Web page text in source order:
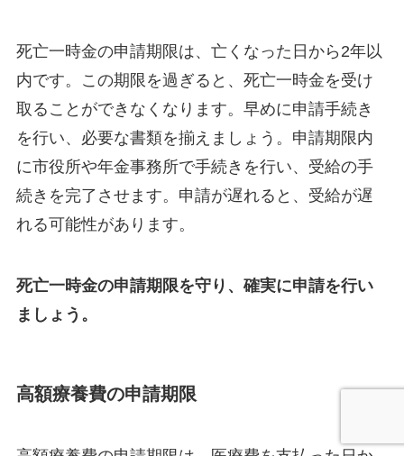
死亡一時金の申請期限は、亡くなった日から2年以
内です。この期限を過ぎると、死亡一時金を受け
取ることができなくなります。早めに申請手続き
を行い、必要な書類を揃えましょう。申請期限内
に市役所や年金事務所で手続きを行い、受給の手
続きを完了させます。申請が遅れると、受給が遅
れる可能性があります。
死亡一時金の申請期限を守り、確実に申請を行い
ましょう。
高額療養費の申請期限